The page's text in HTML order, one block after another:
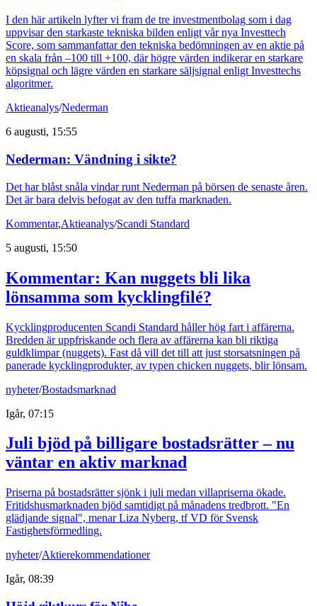
I den här artikeln lyfter vi fram de tre investmentbolag som i dag
uppvisar den starkaste tekniska bilden enligt vår nya Investtech
Score, som sammanfattar den tekniska bedömningen av en aktie på
en skala från –100 till +100, där högre värden indikerar en starkare
köpsignal och lägre värden en starkare säljsignal enligt Investtechs
algoritmer.
Aktieanalys/Nederman
6 augusti, 15:55
Nederman: Vändning i sikte?
Det har blåst snåla vindar runt Nederman på börsen de senaste åren.
Det är bara delvis befogat av den tuffa marknaden.
Kommentar,Aktieanalys/Scandi Standard
5 augusti, 15:50
Kommentar: Kan nuggets bli lika
lönsamma som kycklingfilé?
Kycklingproducenten Scandi Standard håller hög fart i affärerna.
Bredden är uppfriskande och flera av affärerna kan bli riktiga
guldklimpar (nuggets). Fast då vill det till att just storsatsningen på
panerade kycklingprodukter, av typen chicken nuggets, blir lönsam.
nyheter/Bostadsmarknad
Igår, 07:15
Juli bjöd på billigare bostadsrätter – nu
väntar en aktiv marknad
Priserna på bostadsrätter sjönk i juli medan villapriserna ökade.
Fritidshusmarknaden bjöd samtidigt på månadens tredbrott. "En
glädjande signal", menar Liza Nyberg, tf VD för Svensk
Fastighetsförmedling.
nyheter/Aktierekommendationer
Igår, 08:39